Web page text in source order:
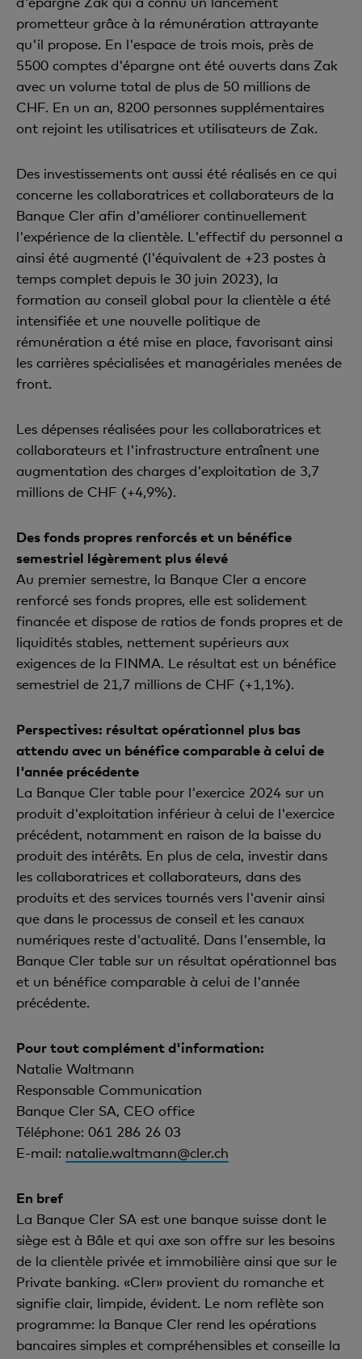
prometteur grâce à la rémunération attrayante
qu'il propose. En l'espace de trois mois, près de
5500 comptes d'épargne ont été ouverts dans Zak
avec un volume total de plus de 50 millions de
CHF. En un an, 8200 personnes supplémentaires
ont rejoint les utilisatrices et utilisateurs de Zak.
Des investissements ont aussi été réalisés en ce qui
concerne les collaboratrices et collaborateurs de la
Banque Cler afin d'améliorer continuellement
l'expérience de la clientèle. L'effectif du personnel a
ainsi été augmenté (l'équivalent de +23 postes à
temps complet depuis le 30 juin 2023), la
formation au conseil global pour la clientèle a été
intensifiée et une nouvelle politique de
rémunération a été mise en place, favorisant ainsi
les carrières spécialisées et managériales menées de
front.
Les dépenses réalisées pour les collaboratrices et
collaborateurs et l'infrastructure entraînent une
augmentation des charges d'exploitation de 3,7
millions de CHF (+4,9%).
Des fonds propres renforcés et un bénéfice
semestriel légèrement plus élevé
Au premier semestre, la Banque Cler a encore
renforcé ses fonds propres, elle est solidement
financée et dispose de ratios de fonds propres et de
liquidités stables, nettement supérieurs aux
exigences de la FINMA. Le résultat est un bénéfice
semestriel de 21,7 millions de CHF (+1,1%).
Perspectives: résultat opérationnel plus bas
attendu avec un bénéfice comparable à celui de
l'année précédente
La Banque Cler table pour l'exercice 2024 sur un
produit d'exploitation inférieur à celui de l'exercice
précédent, notamment en raison de la baisse du
produit des intérêts. En plus de cela, investir dans
les collaboratrices et collaborateurs, dans des
produits et des services tournés vers l'avenir ainsi
que dans le processus de conseil et les canaux
numériques reste d'actualité. Dans l'ensemble, la
Banque Cler table sur un résultat opérationnel bas
et un bénéfice comparable à celui de l'année
précédente.
Pour tout complément d'information:
Natalie Waltmann
Responsable Communication
Banque Cler SA, CEO office
Téléphone: 061 286 26 03
E-mail: natalie.waltmann@cler.ch
En bref
La Banque Cler SA est une banque suisse dont le
siège est à Bâle et qui axe son offre sur les besoins
de la clientèle privée et immobilière ainsi que sur le
Private banking. «Cler» provient du romanche et
signifie clair, limpide, évident. Le nom reflète son
programme: la Banque Cler rend les opérations
bancaires simples et compréhensibles et conseille la